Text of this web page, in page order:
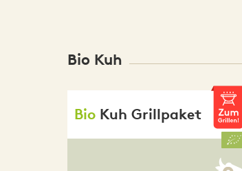
Bio Kuh
Bio Kuh Grillpaket